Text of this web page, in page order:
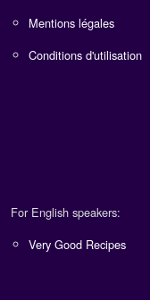
Mentions légales
Conditions d'utilisation
For English speakers:
Very Good Recipes